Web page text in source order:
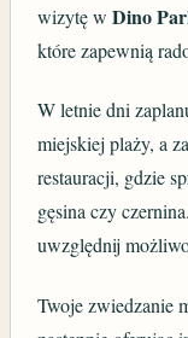
wizytę wDino
które zapewnią
W letnie dni
miejskiej plaży, a
restauracji, gdzie
gęsina czy
uwzględnij
Twoje zwiedzanie